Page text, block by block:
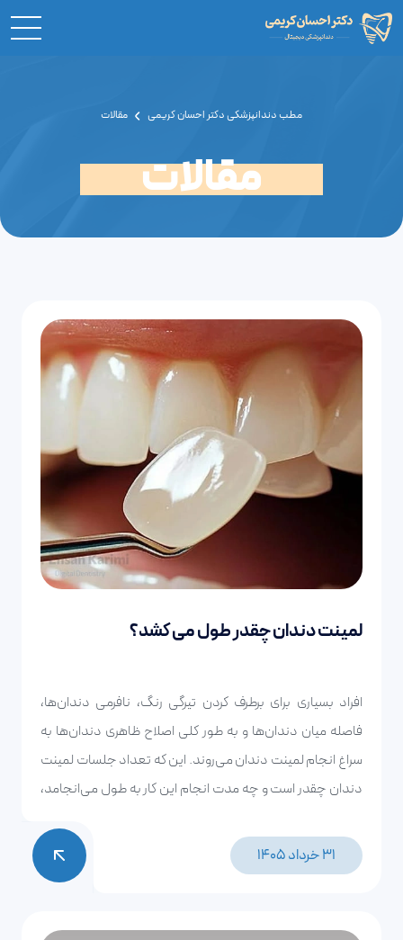
مطب دندانپزشکی دکتر احسان کریمی مقالات
مقالات
لمینت دندان چقدر طول می کشد؟
افراد بسیاری برای برطرف کردن تیرگی رنگ، نافرمی دندان‌ها،
فاصله میان دندان‌ها و به طور کلی اصلاح ظاهری دندان‌ها به
سراغ انجام لمینت دندان می‌روند. این که تعداد جلسات لمینت
دندان چقدر است و چه مدت انجام این کار به طول می‌انجامد،
ظاهری دندان‌ها تعیین کننده اصلی تعداد جلسات نصب لمینت
خواهد بود.
31 خرداد 1405